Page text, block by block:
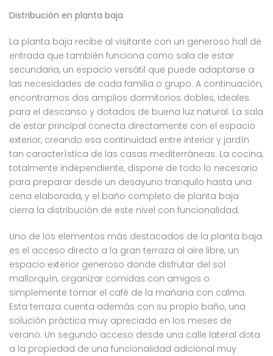
Distribución en planta baja
La planta baja recibe al visitante con un generoso hall de
entrada que también funciona como sala de estar
secundaria, un espacio versátil que puede adaptarse a
las necesidades de cada familia o grupo. A continuación,
encontramos dos amplios dormitorios dobles, ideales
para el descanso y dotados de buena luz natural. La sala
de estar principal conecta directamente con el espacio
exterior, creando esa continuidad entre interior y jardín
tan característica de las casas mediterráneas. La cocina,
totalmente independiente, dispone de todo lo necesario
para preparar desde un desayuno tranquilo hasta una
cena elaborada, y el baño completo de planta baja
cierra la distribución de este nivel con funcionalidad.
Uno de los elementos más destacados de la planta baja
es el acceso directo a la gran terraza al aire libre, un
espacio exterior generoso donde disfrutar del sol
mallorquín, organizar comidas con amigos o
simplemente tomar el café de la mañana con calma.
Esta terraza cuenta además con su propio baño, una
solución práctica muy apreciada en los meses de
verano. Un segundo acceso desde una calle lateral dota
a la propiedad de una funcionalidad adicional muy